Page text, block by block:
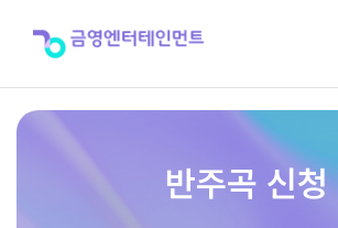
반주곡 신청